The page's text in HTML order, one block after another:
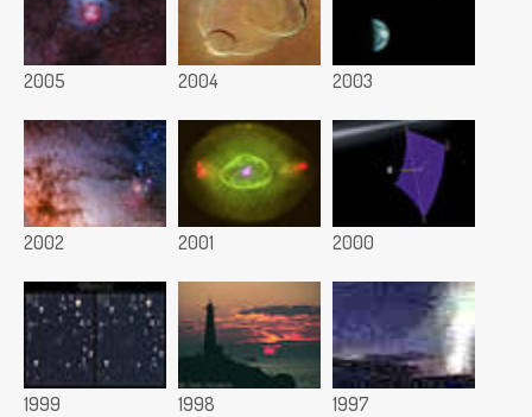
2005 2004 2003
2002 2001 2000
1999 1998 1997